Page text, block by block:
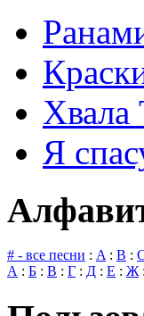
Хвала
Я
# - все песни : A : B :
А : Б : В : Г : Д : Е : Ж :